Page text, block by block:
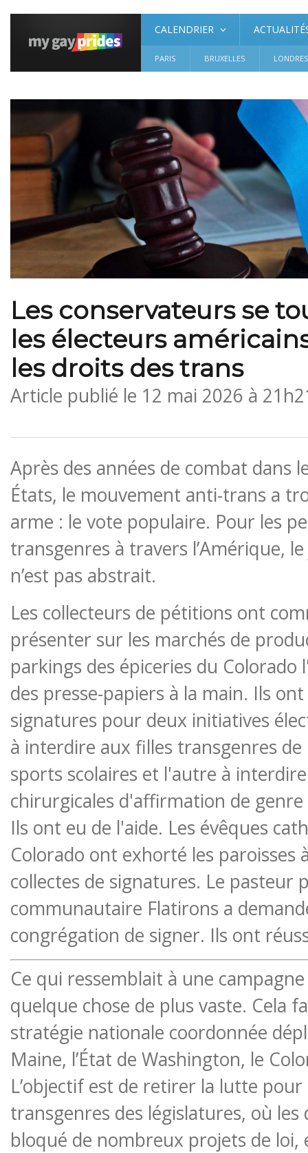
CALENDRIER
PARIS BRUXELLES LONDRES
Les conservateurs se
les électeurs
les droits des trans
Article publié le 12 mai 2026 à
Après des années de combat dans
États, le mouvement anti-trans a
arme : le vote populaire. Pour les
transgenres à travers l’Amérique,
n’est pas abstrait.
Les collecteurs de pétitions ont
présenter sur les marchés de
parkings des épiceries du
des presse-papiers à la main. Ils
signatures pour deux initiatives
à interdire aux filles transgenres
sports scolaires et l'autre à
chirurgicales d'affirmation de
Ils ont eu de l'aide. Les évêques
Colorado ont exhorté les paroisses
collectes de signatures. Le pasteur
communautaire Flatirons a
congrégation de signer. Ils ont
Ce qui ressemblait à une
quelque chose de plus vaste. Cela
stratégie nationale coordonnée
Maine, l’État de Washington, le
L’objectif est de retirer la lutte pour
transgenres des législatures, où
bloqué de nombreux projets de loi,